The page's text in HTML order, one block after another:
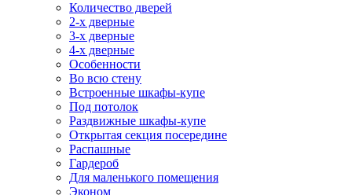
Количество дверей
2-х дверные
3-х дверные
4-х дверные
Особенности
Во всю стену
Встроенные шкафы-купе
Под потолок
Раздвижные шкафы-купе
Открытая секция посередине
Распашные
Гардероб
Для маленького помещения
Эконом